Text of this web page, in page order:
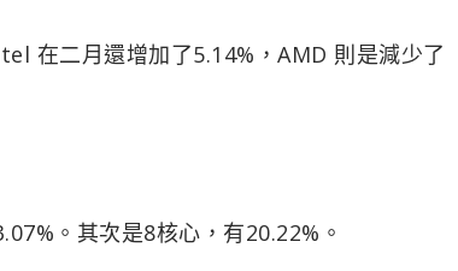
在二月還增加了5.14%，AMD 則是減少了
。其次是8核心，有20.22%。